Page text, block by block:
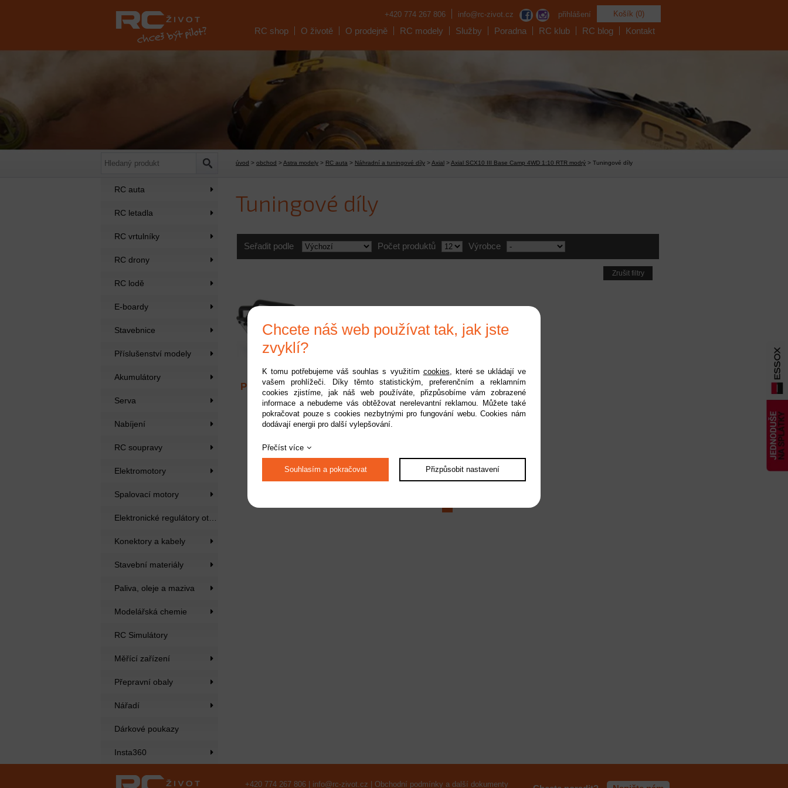
Košík (0)
přihlášení
+420 774 267 806 info@rc-zivot.cz
RC shop O životě O prodejně RC modely Služby Poradna RC klub RC blog Kontakt
úvod > obchod >Astra modely > RC auta > Náhradní a tuningové díly >Axial >Axial SCX10 III Base Camp 4WD 1:10 RTR modrý > Tuningové díly
RC auta
RC letadla
RC vrtulníky
RC drony
RC lodě
E-boardy
Stavebnice
Příslušenství modely
Akumulátory
Serva
Nabíjení
RC soupravy
Elektromotory
Spalovací motory
Konektory a kabely
Stavební materiály
Paliva, oleje a maziva
Modelářská chemie
RC Simulátory
Měřící zařízení
Přepravní obaly
Nářadí
Dárkové poukazy
Insta360
Tuningové díly
Seřadit podle Počet produktů Výrobce
Zrušit filtry
Pro-Line nárazník přední
1:10 Pre-Runner Rock
Crawler
Dostupnost: na dotaz
Kód:PRO641400
+420 774 267 806 | info@rc-zivot.cz Obchodní podmínky a další dokumenty
Chcete náš web používat tak, jak jste
zvyklí?
K tomu potřebujeme váš souhlas s využitím cookies , které se ukládají ve
vašem prohlížeči. Díky těmto statistickým, preferenčním a reklamním
cookies zjistíme, jak náš web používáte, přizpůsobíme vám zobrazené
informace a nebudeme vás obtěžovat nerelevantní reklamou. Můžete také
pokračovat pouze s cookies nezbytnými pro fungování webu. Cookies nám
dodávají energii pro další vylepšování.
Přečíst více
Souhlasím a pokračovat Přizpůsobit nastavení